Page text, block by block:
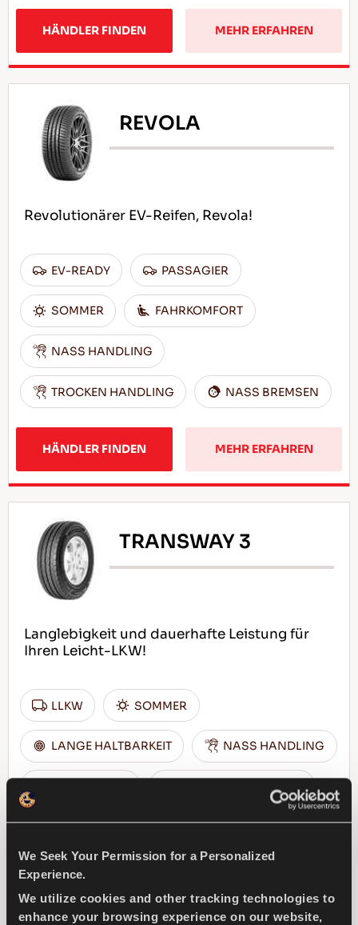
We Seek Your Permission for a Personalized
Experience.
We utilize cookies and other tracking technologies to
enhance your browsing experience on our website,
HÄNDLER FINDEN MEHR ERFAHREN
REVOLA
Revolutionärer EV-Reifen, Revola!
EV-READY PASSAGIER
SOMMER FAHRKOMFORT
NASS HANDLING
TROCKEN HANDLING NASS BREMSEN
HÄNDLER FINDEN MEHR ERFAHREN
TRANSWAY 3
Langlebigkeit und dauerhafte Leistung für
Ihren Leicht-LKW!
LLKW SOMMER
LANGE HALTBARKEIT NASS HANDLING
TROCKEN HANDLING
TROCKEN BREMSEN